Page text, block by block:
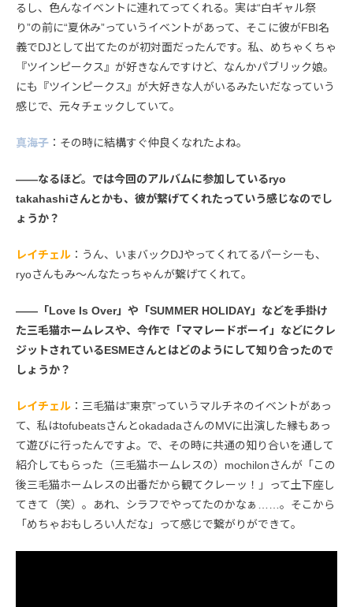
るし、色んなイベントに連れてってくれる。実は“白ギャル祭
り”の前に“夏休み”っていうイベントがあって、そこに彼がFBI名
義でDJとして出てたのが初対面だったんです。私、めちゃくちゃ
『ツインピークス』が好きなんですけど、なんかパブリック娘。
にも『ツインピークス』が大好きな人がいるみたいだなっていう
感じで、元々チェックしていて。
真海子 ：その時に結構すぐ仲良くなれたよね。
――なるほど。では今回のアルバムに参加しているryo
takahashiさんとかも、彼が繋げてくれたっていう感じなのでし
ょうか？
レイチェル ：うん、いまバックDJやってくれてるパーシーも、
ryoさんもみ〜んなたっちゃんが繋げてくれて。
――「Love Is Over」や「SUMMER HOLIDAY」などを手掛け
た三毛猫ホームレスや、今作で「ママレードボーイ」などにクレ
ジットされているESMEさんとはどのようにして知り合ったので
しょうか？
レイチェル ：三毛猫は”東京”っていうマルチネのイベントがあっ
て、私はtofubeatsさんとokadadaさんのMVに出演した縁もあっ
て遊びに行ったんですよ。で、その時に共通の知り合いを通して
紹介してもらった（三毛猫ホームレスの）mochilonさんが「この
後三毛猫ホームレスの出番だから観てクレーッ！」って土下座し
てきて（笑）。あれ、シラフでやってたのかなぁ……。そこから
「めちゃおもしろい人だな」って感じで繋がりができて。